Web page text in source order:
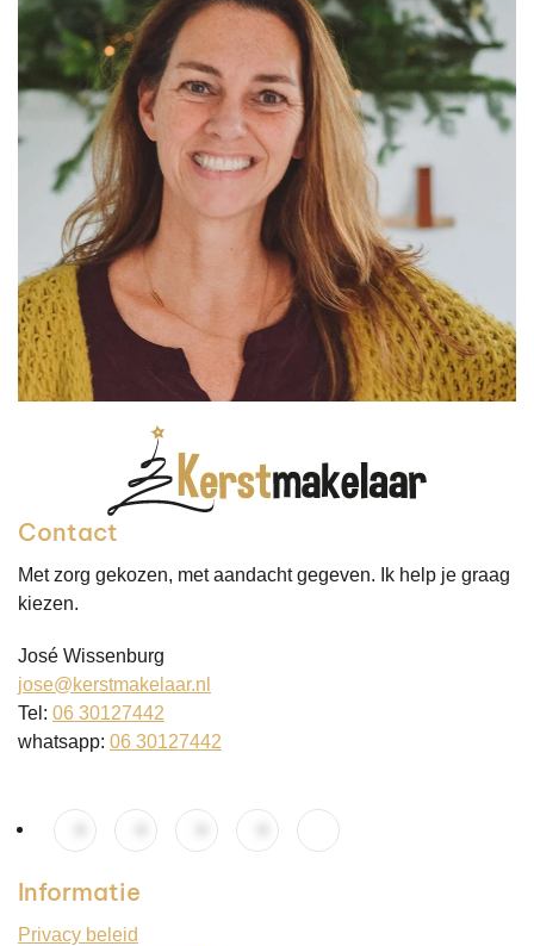
Contact
Met zorg gekozen, met aandacht gegeven. Ik help je graag
kiezen.
José Wissenburg
jose@kerstmakelaar.nl
Tel: 06 30127442
whatsapp: 06 30127442
Informatie
Privacy beleid